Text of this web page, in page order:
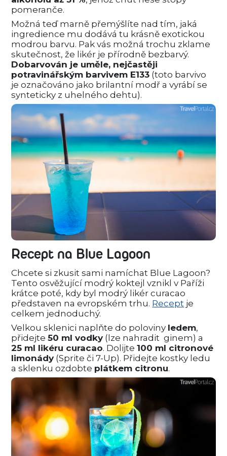
pomeranče.
Možná teď marně přemýšlíte nad tím, jaká
ingredience mu dodává tu krásně exotickou
modrou barvu. Pak vás možná trochu zklame
skutečnost, že likér je přírodně bezbarvý.
Dobarvován je uměle, nejčastěji
potravinářským barvivem E133 (toto barvivo
je označováno jako brilantní modř a vyrábí se
synteticky z uhelného dehtu).
Recept na Blue Lagoon
Chcete si zkusit sami namíchat Blue Lagoon?
Tento osvěžující modrý koktejl vznikl v Paříži
krátce poté, kdy byl modrý likér curacao
představen na evropském trhu. Recept je
celkem jednoduchý.
Velkou sklenici naplňte do poloviny ledem,
přidejte50 ml vodky (lze nahradit ginem) a
25 ml likéru curacao. Dolijte100 ml citronové
limonády (Sprite či 7-Up). Přidejte kostky ledu
a sklenku ozdobte plátkem citronu.